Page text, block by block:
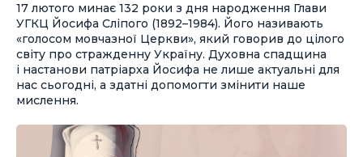
17 лютого минає 132 роки з дня народження Глави
УГКЦ Йосифа Сліпого (1892–1984). Його називають
«голосом мовчазної Церкви», який говорив до цілого
світу про стражденну Україну. Духовна спадщина
і настанови патріарха Йосифа не лише актуальні для
нас сьогодні, а здатні допомогти змінити наше
мислення.